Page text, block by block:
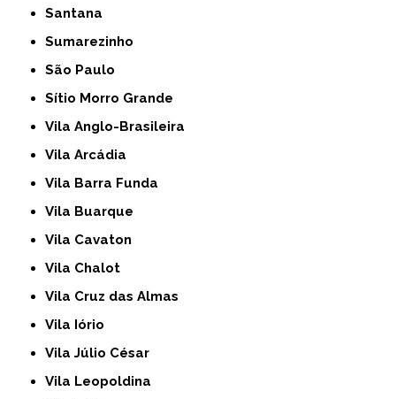
Santana
Sumarezinho
São Paulo
Sítio Morro Grande
Vila Anglo-Brasileira
Vila Arcádia
Vila Barra Funda
Vila Buarque
Vila Cavaton
Vila Chalot
Vila Cruz das Almas
Vila Iório
Vila Júlio César
Vila Leopoldina